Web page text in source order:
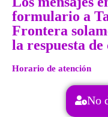
formulario a
Frontera
la respuesta
Horario de atención
No